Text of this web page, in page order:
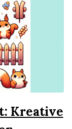
Kreative